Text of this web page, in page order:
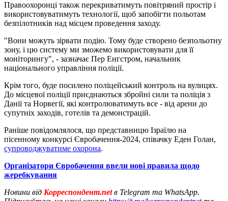
Правоохоронці також перекриватимуть повітряний простір і
використовуватимуть технології, щоб запобігти польотам
безпілотників над місцем проведення заходу.
"Вони можуть зірвати подію. Тому буде створено безпольотну
зону, і цю систему ми зможемо використовувати для її
моніторингу", - зазначає Пер Енгстром, начальник
національного управління поліції.
Крім того, буде посилено поліцейський контроль на вулицях.
До місцевої поліції приєднаються збройні сили та поліція з
Данії та Норвегії, які контролюватимуть все - від арени до
супутніх заходів, готелів та демонстрацій.
Раніше повідомлялося, що представницю Ізраїлю на
пісенному конкурсі Євробачення-2024, співачку Еден Голан,
супроводжуватиме охорона.
Організатори Євробачення ввели нові правила щодо
жеребкування
Новини від Корреспондент.netв Telegram та WhatsApp.